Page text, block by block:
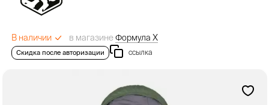
В наличии в магазинеФормула Х
ссылка
Скидка после авторизации